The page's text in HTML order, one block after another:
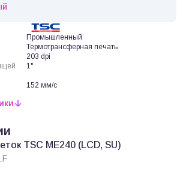
Промышленный
Термотрансферная печать
203 dpi
1"
152 мм/с
TSC ME240 (LCD, SU)